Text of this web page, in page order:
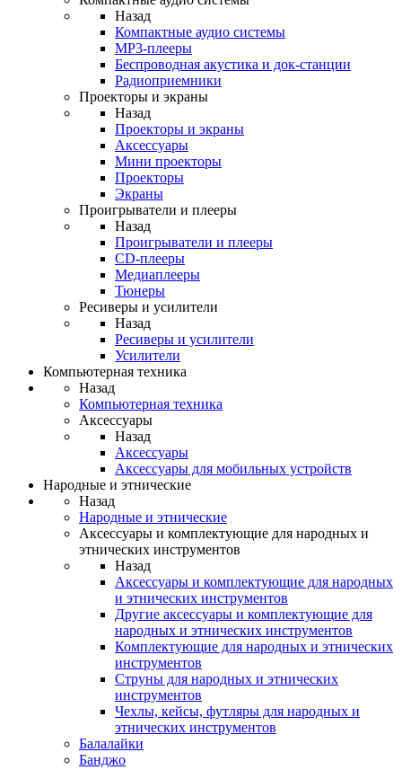
Назад
Компактные аудио системы
MP3-плееры
Беспроводная акустика и док-станции
Радиоприемники
Проекторы и экраны
Назад
Проекторы и экраны
Аксессуары
Мини проекторы
Проекторы
Экраны
Проигрыватели и плееры
Назад
Проигрыватели и плееры
CD-плееры
Медиаплееры
Тюнеры
Ресиверы и усилители
Назад
Ресиверы и усилители
Усилители
Компьютерная техника
Назад
Компьютерная техника
Аксессуары
Назад
Аксессуары
Аксессуары для мобильных устройств
Народные и этнические
Назад
Народные и этнические
Аксессуары и комплектующие для народных и
этнических инструментов
Назад
Аксессуары и комплектующие для народных
и этнических инструментов
Другие аксессуары и комплектующие для
народных и этнических инструментов
Комплектующие для народных и этнических
инструментов
Струны для народных и этнических
инструментов
Чехлы, кейсы, футляры для народных и
этнических инструментов
Балалайки
Банджо